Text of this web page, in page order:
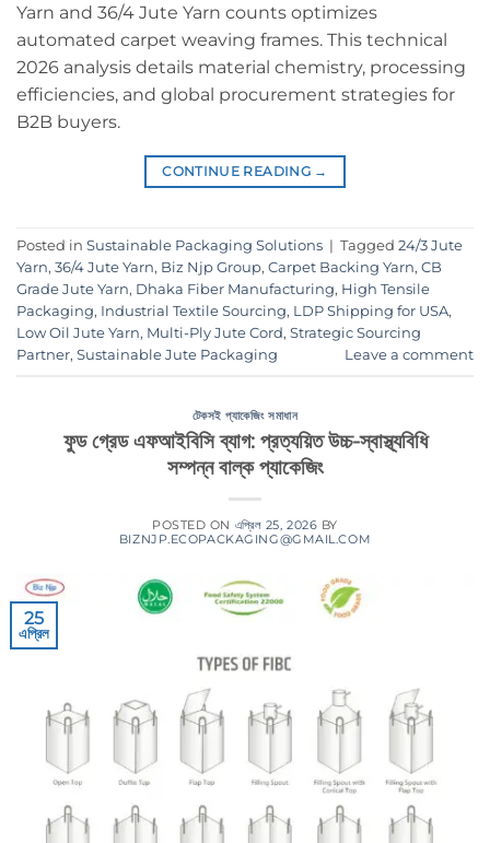
Yarn and 36/4 Jute Yarn counts optimizes
automated carpet weaving frames. This technical
2026 analysis details material chemistry, processing
efficiencies, and global procurement strategies for
B2B buyers.
CONTINUE READING →
Posted in Sustainable Packaging Solutions | Tagged 24/3 Jute
Yarn, 36/4 Jute Yarn, Biz Njp Group, Carpet Backing Yarn, CB
Grade Jute Yarn, Dhaka Fiber Manufacturing, High Tensile
Packaging, Industrial Textile Sourcing, LDP Shipping for USA,
Low Oil Jute Yarn, Multi-Ply Jute Cord, Strategic Sourcing
Partner, Sustainable Jute Packaging Leave a comment
টেকসই প্যাকেজিং সমাধান
ফুড গ্রেড এফআইবিসি ব্যাগ: প্রত্যয়িত উচ্চ-স্বাস্থ্যবিধি
সম্পন্ন বাল্ক প্যাকেজিং
POSTED ON এপ্রিল 25, 2026 BY
BIZNJP.ECOPACKAGING@GMAIL.COM
25
এপ্রিল